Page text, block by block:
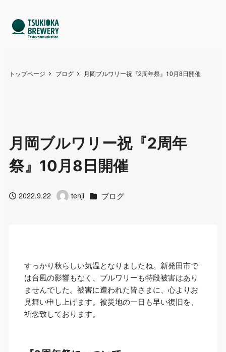
トップページ ブログ 月岡ブルワリー祝『2周年祭』10月8日開催
月岡ブルワリー祝『2周年
祭』10月8日開催
投稿日2022.9.22 著
tenji カテゴリー
ブログ
すっかり秋らしい気温となりましたね。新発田市で
は台風の影響もなく、ブルワリーも特段被害はあり
ませんでした。被害に遭われた皆さまに、心よりお
見舞い申し上げます。被災地の一日も早い復旧を、
祈念致しております。